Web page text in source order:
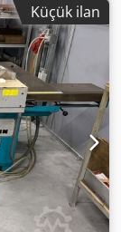
-Taşıma
Crodpfectvp
Küçük ilan